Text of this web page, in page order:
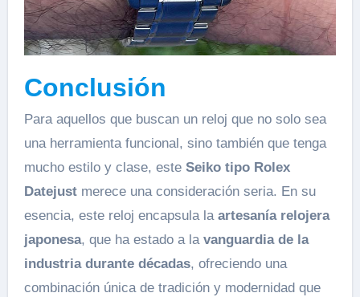
Conclusión
Para aquellos que buscan un reloj que no solo sea
una herramienta funcional, sino también que tenga
mucho estilo y clase, este Seiko tipo Rolex
Datejustmerece una consideración seria. En su
esencia, este reloj encapsula la artesanía relojera
japonesa, que ha estado a la vanguardia de la
industria durante décadas, ofreciendo una
combinación única de tradición y modernidad que